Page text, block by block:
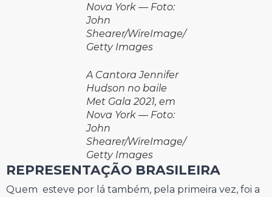
Nova York — Foto:
John
Shearer/WireImage/
Getty Images
A Cantora Jennifer
Hudson no baile
Met Gala 2021, em
Nova York — Foto:
John
Shearer/WireImage/
Getty Images
REPRESENTAÇÃO BRASILEIRA
Quem esteve por lá também, pela primeira vez, foi a